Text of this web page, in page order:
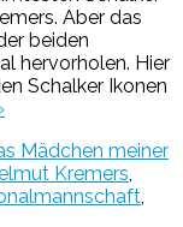
Aber das
beiden
hervorholen. Hier
Schalker Ikonen
Mädchen meiner
Kremers,
,